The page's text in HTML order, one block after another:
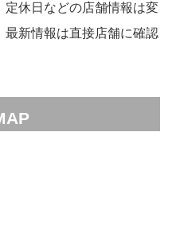
休日などの店舗情報は変
新情報は直接店舗に確認